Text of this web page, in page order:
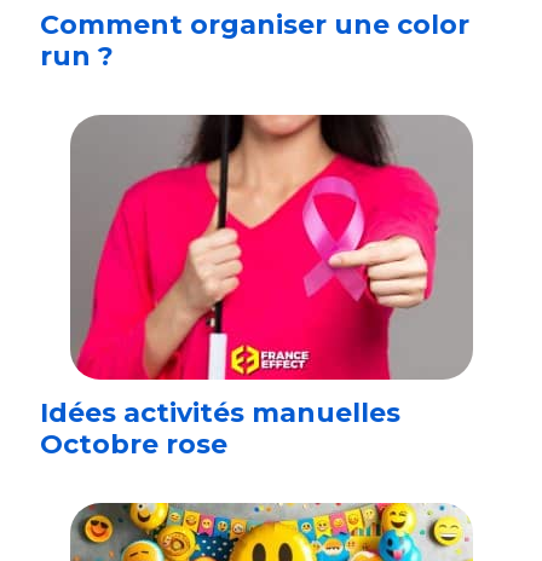
Comment organiser une color
run ?
Idées activités manuelles
Octobre rose